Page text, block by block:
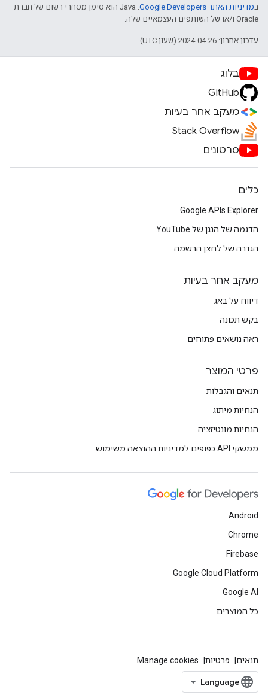
במדיניות האתר Google Developers‏
.‏ Java הוא סימן מסחרי רשום של חברת
Oracle ו/או של השותפים העצמאיים שלה.
עדכון אחרון: 2024-04-26 (שעון UTC).
בלוג
GitHub
מעקב אחר בעיות
Stack Overflow
סרטונים
כלים
Google APIs Explorer
הדגמה של הנגן של YouTube
הגדרה של לחצן הרשמה
מעקב אחר בעיות
דיווח על באג
בקש תכונה
ראה נושאים פתוחים
פרטי המוצר
תנאים והגבלות
הנחיות מיתוג
הנחיות מונטיזציה
ממשקי API כפופים למדיניות ההוצאה משימוש
Android
Chrome
Firebase
Google Cloud Platform
Google AI
כל המוצרים
תנאים פרטיות Manage cookies